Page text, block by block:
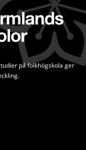
på folkhögskola ger